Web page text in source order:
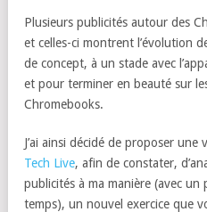
Plusieurs publicités autour des
et celles-ci montrent l’évolution
de concept, à un stade avec
et pour terminer en beauté sur
Chromebooks.
J’ai ainsi décidé de proposer une
Tech Live, afin de constater,
publicités à ma manière (avec un
temps), un nouvel exercice que